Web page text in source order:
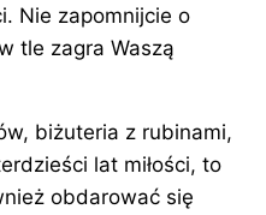
Nie zapomnijcie o
tle zagra Waszą
biżuteria z rubinami,
lat miłości, to
obdarować się